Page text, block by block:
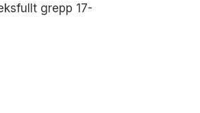
grepp 17-